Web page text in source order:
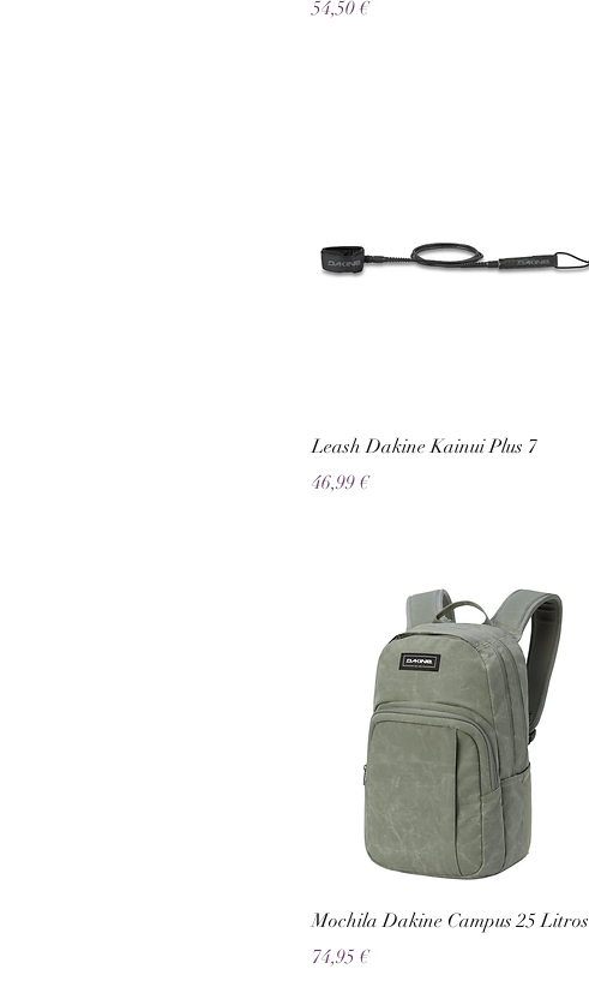
Preço
54,50 €
Leash Dakine Kainui Plus 7
Preço
46,99 €
Mochila Dakine Campus 25 Litros
Preço
74,95 €